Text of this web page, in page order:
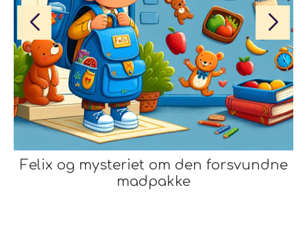
Felix og mysteriet om den forsvundne
madpakke